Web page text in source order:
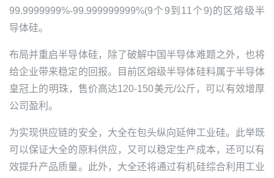
99.9999999%-99.999999999%(9个9到11个9)的区熔级半
导体硅。
布局并重启半导体硅，除了破解中国半导体难题之外，也将
给企业带来稳定的回报。目前区熔级半导体硅料属于半导体
皇冠上的明珠，售价高达120-150美元/公斤，可以有效增厚
公司盈利。
为实现供应链的安全，大全在包头纵向延伸工业硅。此举既
可以保证大全的原料供应，又可以稳定生产成本，还可以有
效提升产品质量。此外，大全还将通过有机硅综合利用工业